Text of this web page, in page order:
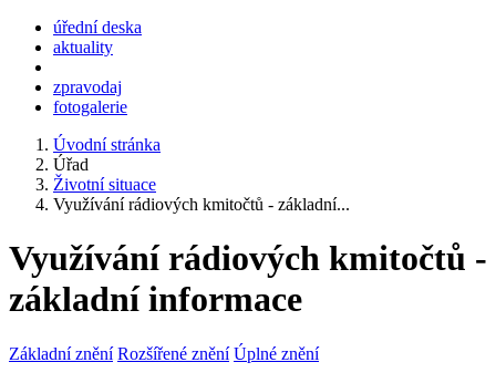
úřední deska
aktuality
zpravodaj
fotogalerie
Úvodní stránka
Úřad
Životní situace
Využívání rádiových kmitočtů - základní...
Využívání rádiových kmitočtů -
základní informace
Základní znění Rozšířené znění Úplné znění